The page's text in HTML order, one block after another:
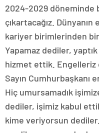
2024-2029 döneminde
çıkartacağız.
kariyer birimlerinden
Yapamaz dediler,
hizmet ettik. Engelleriz
Sayın Cumhurbaşkanı
Hiç umursamadık
dediler, işimiz kabul
kime veriyorsun